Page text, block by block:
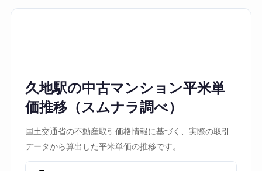
久地駅の中古マンション平米単
価推移（スムナラ調べ）
国土交通省の不動産取引価格情報に基づく、実際の取引
データから算出した平米単価の推移です。